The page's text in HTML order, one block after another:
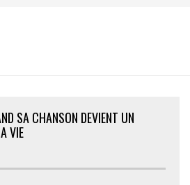
SA CHANSON DEVIENT UN
VIE